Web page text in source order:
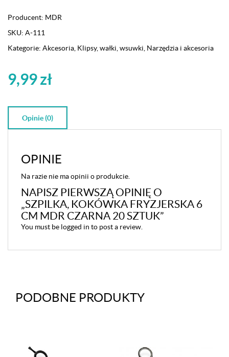
fryzjerska
cm
MDR
sztuk
Producent: MDR
SKU: A-111
Kategorie: Akcesoria Klipsy, wałki, wsuwki Narzędzia i akcesoria
9,99zł
Opinie (0)
OPINIE
Na razie nie ma opinii o produkcie.
NAPISZ PIERWSZĄ OPINIĘ O
„SZPILKA, KOKÓWKA FRYZJERSKA 6
CM MDR CZARNA 20 SZTUK”
You must be logged in to post a review.
PODOBNE PRODUKTY